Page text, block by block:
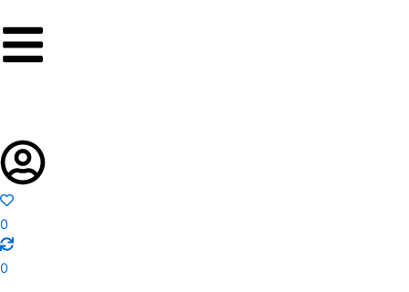
to
content
0
0